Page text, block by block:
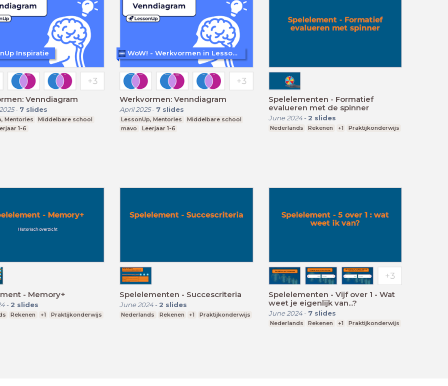
Venndiagram
- 7 slides
Mentorles
Middelbare school
1-6
Inspiratie
Werkvormen: Venndiagram
April 2025- 7 slides
LessonUp, Mentorles
Middelbare school
mavo
Leerjaar 1-6
WoW! - Werkvormen in LessonUp
Spelelementen - Formatief
evalueren met de spinner
June 2024- 2 slides
Nederlands Rekenen +1 Praktijkonderwijs
- Memory+
- 2 slides
Rekenen +1 Praktijkonderwijs
Spelelementen - Succescriteria
June 2024- 2 slides
Nederlands Rekenen +1 Praktijkonderwijs
Spelelementen - Vijf over 1 - Wat
weet je eigenlijk van...?
June 2024- 7 slides
Nederlands Rekenen +1 Praktijkonderwijs